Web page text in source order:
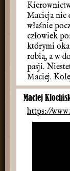
Macieja nie
właśnie
człowiek
którymi
robią, a w
pasji.
Maciej.
Maciej
https://